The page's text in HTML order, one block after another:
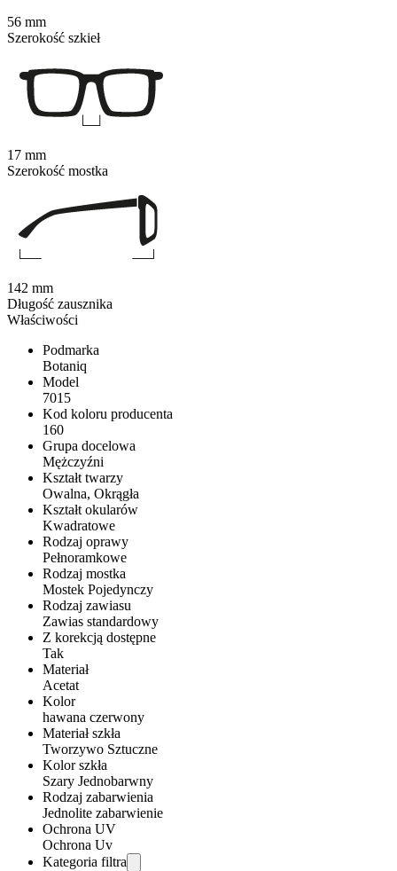
Właściwości
Podmarka
Botaniq
Model
7015
Kod koloru producenta
160
Grupa docelowa
Mężczyźni
Kształt twarzy
Owalna, Okrągła
Kształt okularów
Kwadratowe
Rodzaj oprawy
Pełnoramkowe
Rodzaj mostka
Mostek Pojedynczy
Rodzaj zawiasu
Zawias standardowy
Z korekcją dostępne
Tak
Materiał
Acetat
Kolor
hawana czerwony
Materiał szkła
Tworzywo Sztuczne
Kolor szkła
Szary Jednobarwny
Rodzaj zabarwienia
Jednolite zabarwienie
Ochrona UV
Ochrona Uv
Kategoria filtra
56 mm
Szerokość szkieł
17 mm
Szerokość mostka
142 mm
Długość zausznika